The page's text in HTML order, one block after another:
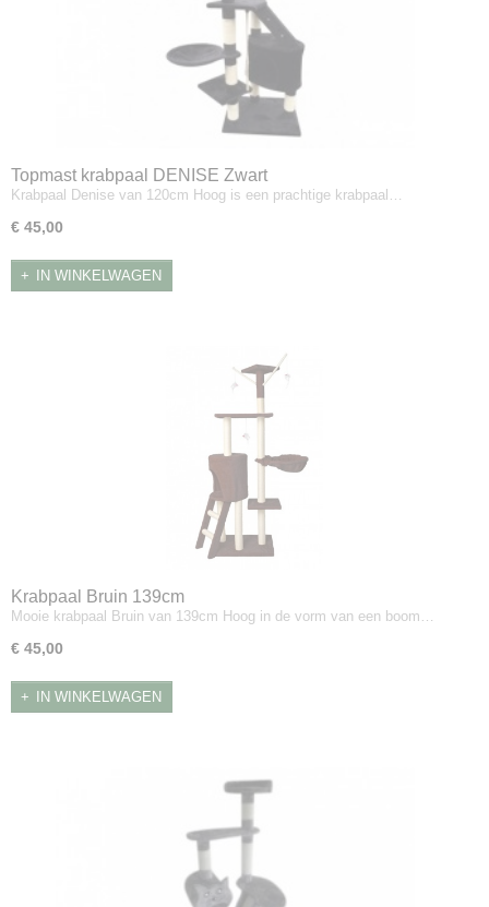
Topmast krabpaal DENISE Zwart
Krabpaal Denise van 120cm Hoog is een prachtige krabpaal…
€ 45,00
IN WINKELWAGEN
Krabpaal Bruin 139cm
Mooie krabpaal Bruin van 139cm Hoog in de vorm van een boom…
€ 45,00
IN WINKELWAGEN